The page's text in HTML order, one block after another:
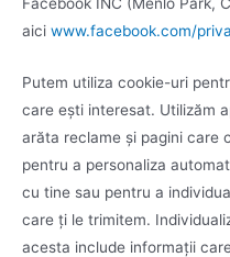
aici www.facebook.com/
Putem utiliza cookie-uri
care ești interesat. Utilizăm
arăta reclame și pagini care
pentru a personaliza
cu tine sau pentru a
care ți le trimitem.
acesta include informații